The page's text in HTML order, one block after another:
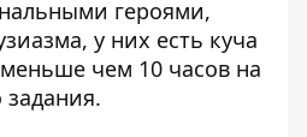
героями,
у них есть куча
чем 10 часов на